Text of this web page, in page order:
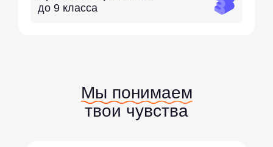
до 9 класса
Мы понимаем
твои чувства